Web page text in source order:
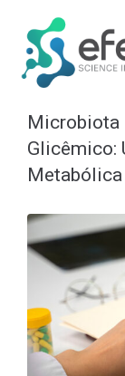
Microbiota
Glicêmico:
Metabólica